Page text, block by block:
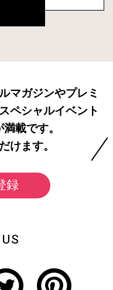
マガジンやプレミ
ペシャルイベント
載です。
けます。
録